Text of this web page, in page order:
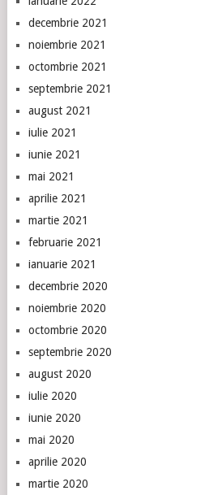
decembrie 2021
noiembrie 2021
octombrie 2021
septembrie 2021
august 2021
iulie 2021
iunie 2021
mai 2021
aprilie 2021
martie 2021
februarie 2021
ianuarie 2021
decembrie 2020
noiembrie 2020
octombrie 2020
septembrie 2020
august 2020
iulie 2020
iunie 2020
mai 2020
aprilie 2020
martie 2020